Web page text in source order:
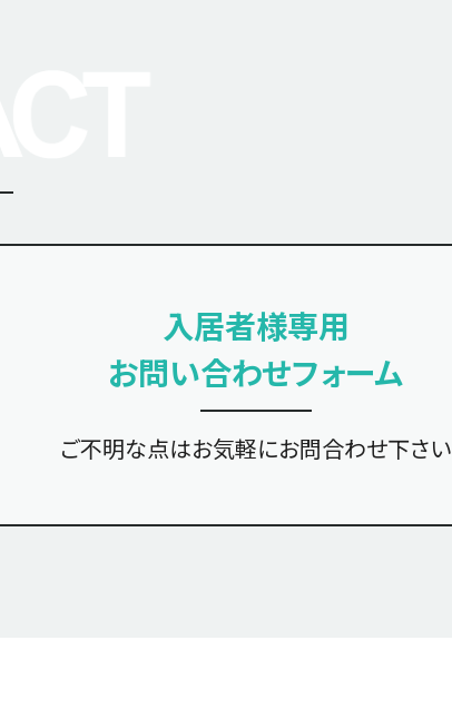
入居者様専用
お問い合わせフォーム
ご不明な点はお気軽にお問合わせ下さい